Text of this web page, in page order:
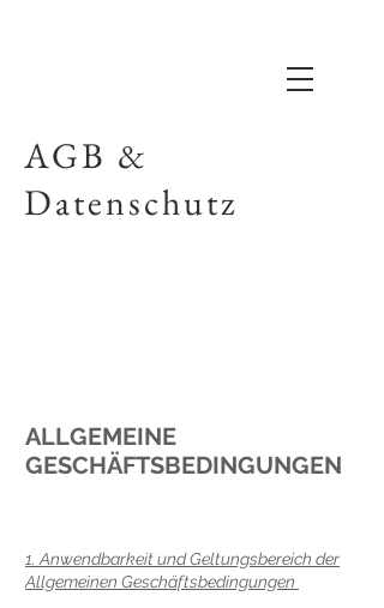
AGB &
Datenschutz
ALLGEMEINE
GESCHÄFTSBEDINGUNGEN
1. Anwendbarkeit und Geltungsbereich der
Allgemeinen Geschäftsbedingungen